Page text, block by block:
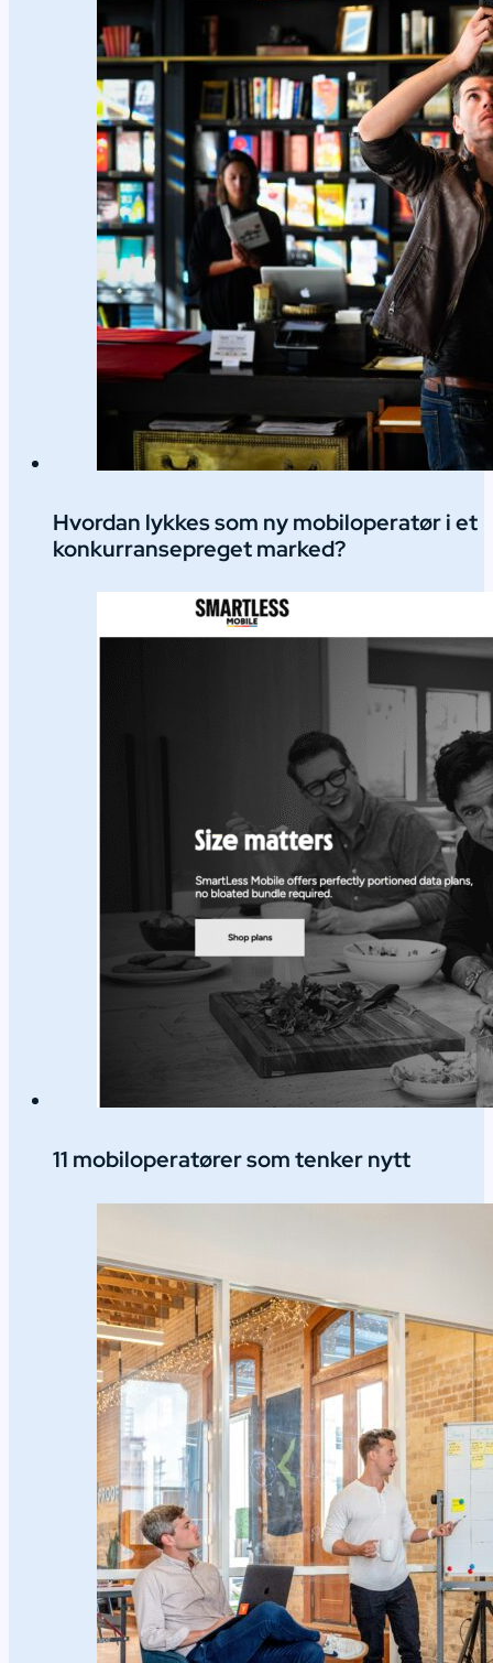
Hvordan lykkes som ny mobiloperatør i et
konkurransepreget marked?
11 mobiloperatører som tenker nytt